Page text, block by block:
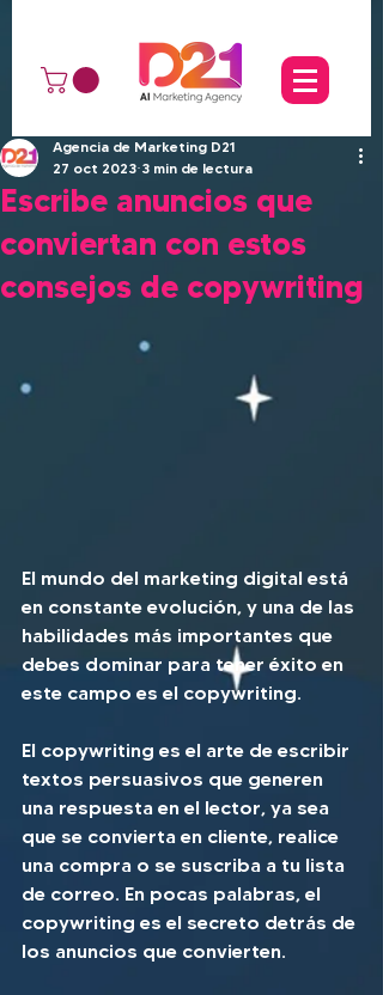
Escribe anuncios que
conviertan con estos
consejos de copywriting
Agencia de Marketing D21
27 oct 2023 3 min de lectura
El mundo del marketing digital está
en constante evolución, y una de las
habilidades más importantes que
debes dominar para tener éxito en
este campo es el copywriting.
El copywriting es el arte de escribir
textos persuasivos que generen
una respuesta en el lector, ya sea
que se convierta en cliente, realice
una compra o se suscriba a tu lista
de correo. En pocas palabras, el
copywriting es el secreto detrás de
los anuncios que convierten.